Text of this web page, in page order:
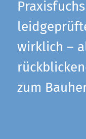
wirklich –
zum